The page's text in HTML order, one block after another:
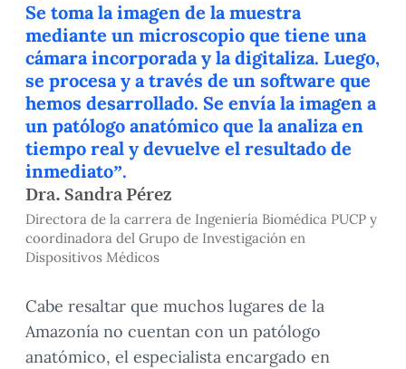
Se toma la imagen de la muestra
mediante un microscopio que tiene una
cámara incorporada y la digitaliza. Luego,
se procesa y a través de un software que
hemos desarrollado. Se envía la imagen a
un patólogo anatómico que la analiza en
tiempo real y devuelve el resultado de
inmediato”.
Dra. Sandra Pérez
Directora de la carrera de Ingeniería Biomédica PUCP y
coordinadora del Grupo de Investigación en
Dispositivos Médicos
Cabe resaltar que muchos lugares de la
Amazonía no cuentan con un patólogo
anatómico, el especialista encargado en